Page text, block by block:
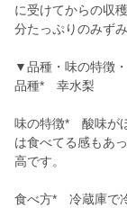
に受けてからの収
分たっぷりのみず
▼品種・味の特徴
品種* 幸水梨
味の特徴* 酸味が
は食べてる感もあ
高です。
食べ方* 冷蔵庫で